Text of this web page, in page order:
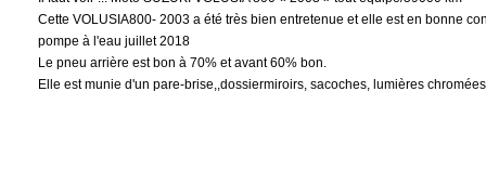
Cette VOLUSIA800- 2003 a été très bien entretenue et elle est en bonne
pompe à l'eau juillet 2018
Le pneu arrière est bon à 70% et avant 60% bon.
Elle est munie d'un pare-brise,,dossiermiroirs, sacoches, lumières